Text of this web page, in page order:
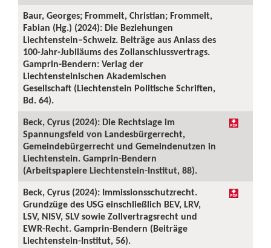
Baur, Georges; Frommelt, Christian; Frommelt,
Fabian (Hg.) (2024): Die Beziehungen
Liechtenstein–Schweiz. Beiträge aus Anlass des
100-Jahr-Jubiläums des Zollanschlussvertrags.
Gamprin-Bendern: Verlag der
Liechtensteinischen Akademischen
Gesellschaft (Liechtenstein Politische Schriften,
Bd. 64).
Beck, Cyrus (2024): Die Rechtslage im
Spannungsfeld von Landesbürgerrecht,
Gemeindebürgerrecht und Gemeindenutzen in
Liechtenstein. Gamprin-Bendern
(Arbeitspapiere Liechtenstein-Institut, 88).
Beck, Cyrus (2024): Immissionsschutzrecht.
Grundzüge des USG einschließlich BEV, LRV,
LSV, NISV, SLV sowie Zollvertragsrecht und
EWR-Recht. Gamprin-Bendern (Beiträge
Liechtenstein-Institut, 56).